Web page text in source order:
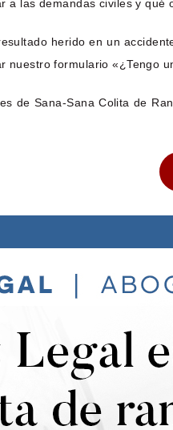
a las demandas civiles y
herido en un
formulario «¿Tengo
de Sana-Sana Colita de